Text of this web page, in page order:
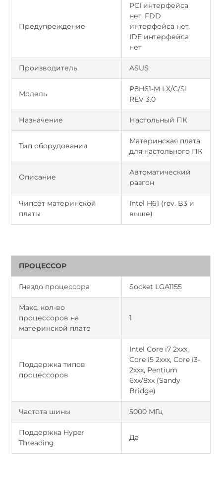
Предупреждение
PCI интерфейса
нет, FDD
интерфейса нет,
IDE интерфейса
нет
Производитель ASUS
Модель
P8H61-M LX/C/SI
REV 3.0
Назначение Настольный ПК
Тип оборудования
Материнская плата
для настольного ПК
Описание
Автоматический
разгон
Чипсет материнской
платы
Intel H61 (rev. B3 и
выше)
ПРОЦЕССОР
Гнездо процессора Socket LGA1155
Макс. кол-во
процессоров на
материнской плате
1
Поддержка типов
процессоров
Intel Core i7 2хxx,
Core i5 2хxx, Core i3-
2хxx, Pentium
6xx/8xx (Sandy
Bridge)
Частота шины 5000 МГц
Поддержка Hyper
Threading
Да